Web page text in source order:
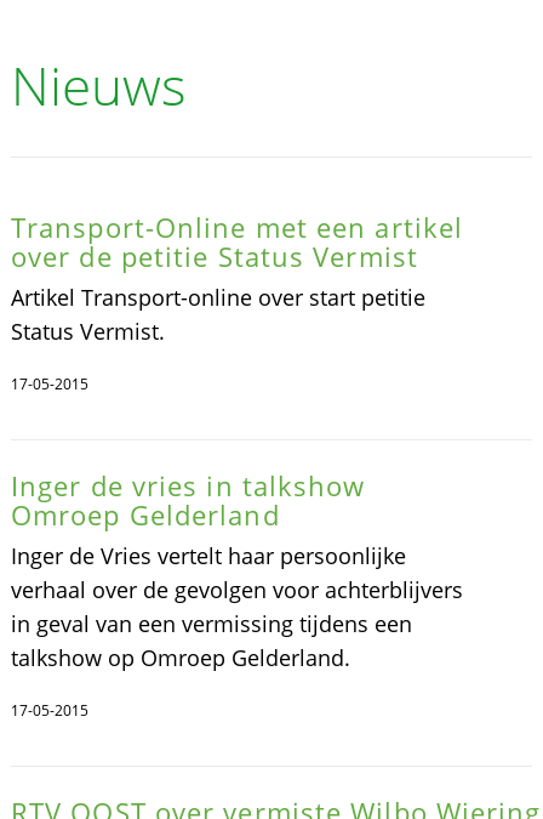
Nieuws
Transport-Online met een artikel
over de petitie Status Vermist
Artikel Transport-online over start petitie
Status Vermist.
17-05-2015
Inger de vries in talkshow
Omroep Gelderland
Inger de Vries vertelt haar persoonlijke
verhaal over de gevolgen voor achterblijvers
in geval van een vermissing tijdens een
talkshow op Omroep Gelderland.
17-05-2015
RTV OOST over vermiste Wilbo